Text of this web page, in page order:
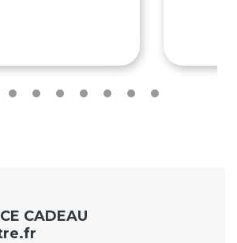
CADEAU